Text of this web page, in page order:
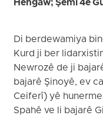
Hengaw; Şemî 4ê
Di berdewamiya
Kurd ji ber
Newrozê de ji
bajarê Şinoyê, ev
Ceiferî) yê
Spahê ve li bajarê